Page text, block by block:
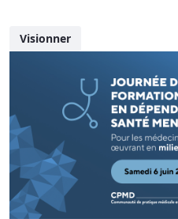
Visionner